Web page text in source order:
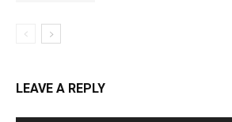
LEAVE A REPLY